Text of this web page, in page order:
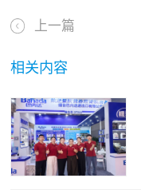
上一篇
相关内容